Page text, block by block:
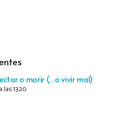
o morir (…o vivir mal)
las 13:20